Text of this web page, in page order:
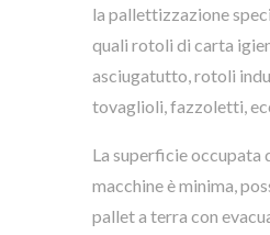
la pallettizzazione
quali rotoli di carta
asciugatutto, rotoli
tovaglioli, fazzoletti,
La superficie occupata
macchine è minima,
pallet a terra con